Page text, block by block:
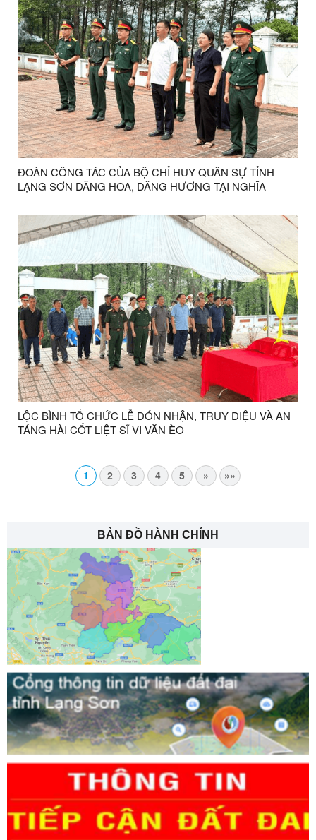
ĐOÀN CÔNG TÁC CỦA BỘ CHỈ HUY QUÂN SỰ TỈNH
LẠNG SƠN DÂNG HOA, DÂNG HƯƠNG TẠI NGHĨA
THƯƠNG BINH, LIỆT SĨ (27/7/1947 - 27/7/2026)
LỘC BÌNH TỔ CHỨC LỄ ĐÓN NHẬN, TRUY ĐIỆU VÀ AN
TÁNG HÀI CỐT LIỆT SĨ VI VĂN ÈO
1 2 3 4 5 » »»
BẢN ĐỒ HÀNH CHÍNH